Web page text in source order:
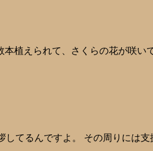
植えられて、さくらの花が咲い
てるんですよ。 その周りには